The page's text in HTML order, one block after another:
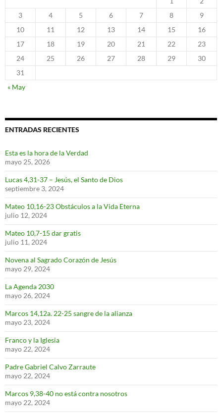
3
4 5 6 7 8
9
10
11 12 13 14 15
16
17
18 19 20 21 22
23
24
25 26 27 28 29
30
31
« May
ENTRADAS RECIENTES
Esta es la hora de la Verdad
mayo 25, 2026
Lucas 4,31-37 – Jesús, el Santo de Dios
septiembre 3, 2024
Mateo 10,16-23 Obstáculos a la Vida Eterna
julio 12, 2024
Mateo 10,7-15 dar gratis
julio 11, 2024
Novena al Sagrado Corazón de Jesús
mayo 29, 2024
La Agenda 2030
mayo 26, 2024
Marcos 14,12a. 22-25 sangre de la alianza
mayo 23, 2024
Franco y la Iglesia
mayo 22, 2024
Padre Gabriel Calvo Zarraute
mayo 22, 2024
Marcos 9,38-40 no está contra nosotros
mayo 22, 2024